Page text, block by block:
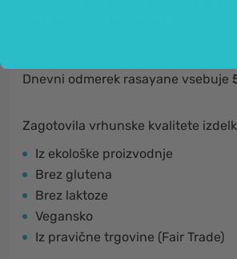
Dnevni odmerek rasayane vsebuje
Zagotovila vrhunske kvalitete
Iz ekološke proizvodnje
Brez glutena
Brez laktoze
Vegansko
Iz pravične trgovine (Fair Trade)